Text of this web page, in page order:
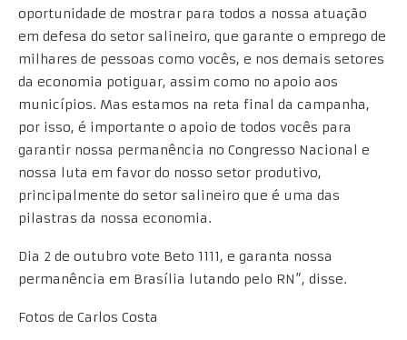
oportunidade de mostrar para todos a nossa atuação
em defesa do setor salineiro, que garante o emprego de
milhares de pessoas como vocês, e nos demais setores
da economia potiguar, assim como no apoio aos
municípios. Mas estamos na reta final da campanha,
por isso, é importante o apoio de todos vocês para
garantir nossa permanência no Congresso Nacional e
nossa luta em favor do nosso setor produtivo,
principalmente do setor salineiro que é uma das
pilastras da nossa economia.
Dia 2 de outubro vote Beto 1111, e garanta nossa
permanência em Brasília lutando pelo RN”, disse.
Fotos de Carlos Costa